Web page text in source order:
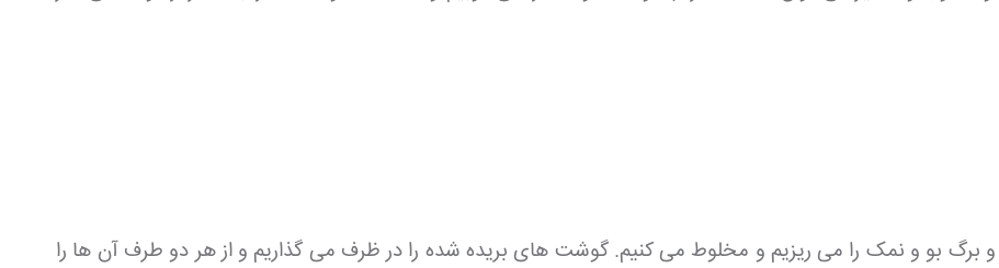
و نمک را می ریزیم و مخلوط می کنیم. گوشت های بریده شده را در ظرف می گذاریم و از هر دو طرف آن ها را